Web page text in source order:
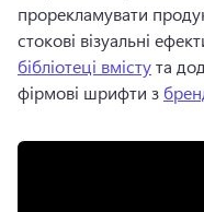
прорекламувати
стокові візуальні
бібліотеці вмісту та
фірмові шрифти з